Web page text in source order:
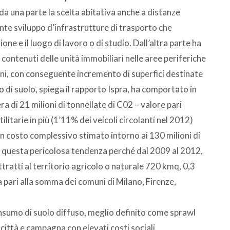
una parte la scelta abitativa anche a distanze
sviluppo d’infrastrutture di trasporto che
e il luogo di lavoro o di studio. Dall’altra parte ha
delle unità immobiliari nelle aree periferiche
con conseguente incremento di superfici destinate
di suolo, spiega il rapporto Ispra, ha comportato in
di 21 milioni di tonnellate di C02 – valore pari
in più (1’11% dei veicoli circolanti nel 2012)
costo complessivo stimato intorno ai 130 milioni di
pericolosa tendenza perché dal 2009 al 2012,
al territorio agricolo o naturale 720 kmq, 0,3
alla somma dei comuni di Milano, Firenze,
di suolo diffuso, meglio definito come sprawl
e campagna con elevati costi sociali,